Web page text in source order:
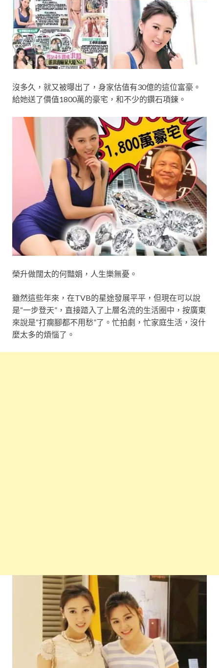
沒多久，就又被曝出了，身家估值有30億的這位富豪。
給她送了價值1800萬的豪宅，和不少的鑽石項鍊。
榮升做闊太的何豔娟，人生樂無憂。
雖然這些年來，在TVB的星途發展平平，但現在可以說
是“一步登天”，直接踏入了上層名流的生活圈中，按廣東
來說是“打瘸腳都不用愁”了。忙拍劇，忙家庭生活，沒什
麼太多的煩惱了。